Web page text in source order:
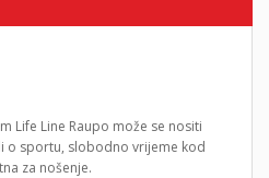
Life Line Raupo može se nositi
o sportu, slobodno vrijeme kod
za nošenje.